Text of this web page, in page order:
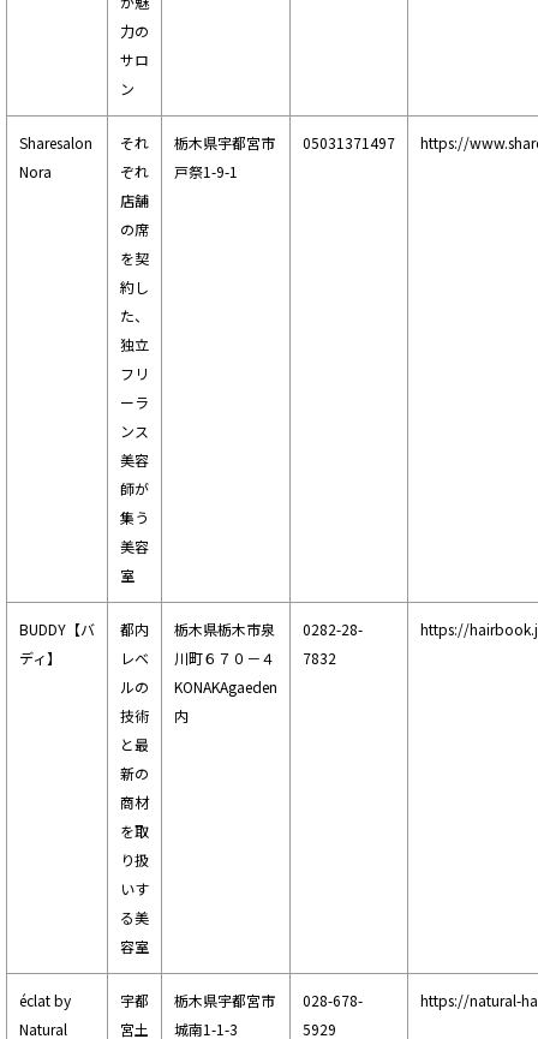
力の
サロ
ン
Sharesalon
Nora
それ
ぞれ
店舗
の席
を契
約し
た、
独立
フリ
ーラ
ンス
美容
師が
集う
美容
室
栃木県宇都宮市
戸祭1-9-1
05031371497 https://
BUDDY【バ
ディ】
都内
レベ
ルの
技術
と最
新の
商材
を取
り扱
いす
る美
容室
栃木県栃木市泉
川町６７０－４
KONAKAgaeden
内
0282-28-
7832
https://
éclat by
Natural
宇都
宮土
栃木県宇都宮市
城南1-1-3
028-678-
5929
https://natural-